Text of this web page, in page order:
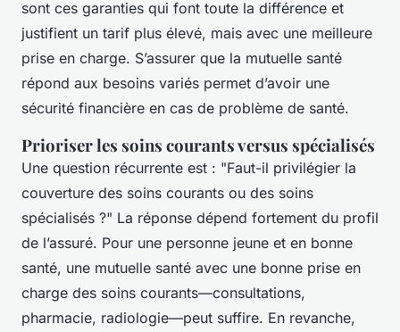
sont ces garanties qui font toute la différence et
justifient un tarif plus élevé, mais avec une meilleure
prise en charge. S’assurer que la mutuelle santé
répond aux besoins variés permet d’avoir une
sécurité financière en cas de problème de santé.
Prioriser les soins courants versus spécialisés
Une question récurrente est : "Faut-il privilégier la
couverture des soins courants ou des soins
spécialisés ?" La réponse dépend fortement du profil
de l’assuré. Pour une personne jeune et en bonne
santé, une mutuelle santé avec une bonne prise en
charge des soins courants—consultations,
pharmacie, radiologie—peut suffire. En revanche,